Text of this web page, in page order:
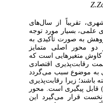
تقریباً از سالهای
علمی، بسیار مورد توجه
به صورت تأکیدی به
محور اصلی متمایز
متغیرهایی است که
رقابت‌پذیری اقتصادی
موضوع سبب می‌گردد
زیرا رقابت‌پذیری
پیگیری است. محور
قرار می‌گیرد این